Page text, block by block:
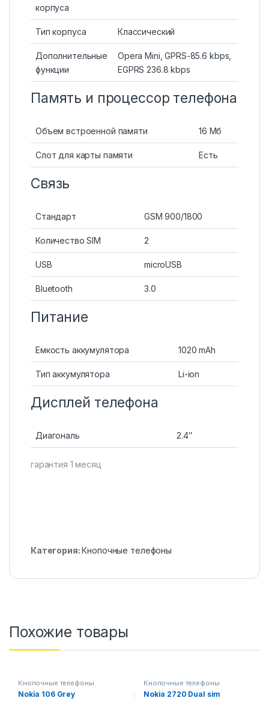
корпуса
Тип корпуса Классический
Дополнительные
функции
Opera Mini, GPRS-85.6 kbps,
EGPRS 236.8 kbps
Память и процессор телефона
Объем встроенной памяти 16 Мб
Слот для карты памяти Есть
Связь
Стандарт GSM 900/1800
Количество SIM 2
USB microUSB
Bluetooth 3.0
Питание
Емкость аккумулятора 1020 mAh
Тип аккумулятора Li-ion
Дисплей телефона
Диагональ 2.4″
гарантия 1 месяц
Категория:Кнопочные телефоны
Похожие товары
Кнопочные телефоны
Nokia 106 Grey
Кнопочные телефоны
Nokia 2720 Dual sim